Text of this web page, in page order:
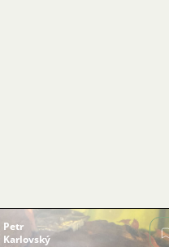
Petr
Karlovský